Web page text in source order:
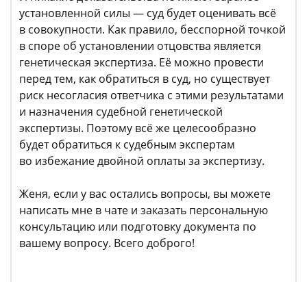
установленной силы — суд будет оценивать всё
в совокупности. Как правило, бесспорной точкой
в споре об установлении отцовства является
генетическая экспертиза. Её можно провести
перед тем, как обратиться в суд, но существует
риск несогласия ответчика с этими результатами
и назначения судебной генетической
экспертизы. Поэтому всё же целесообразно
будет обратиться к судебным экспертам
во избежание двойной оплаты за экспертизу.
Женя, если у вас остались вопросы, вы можете
написать мне в чате и заказать персональную
консультацию или подготовку документа по
вашему вопросу. Всего доброго!